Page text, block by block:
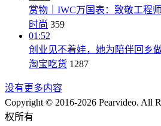
赏物｜IWC万国表：致敬工程
时尚 359
01:52
创业见不着娃，她为陪伴回乡
淘宝吃货 1287
没有更多内容
Copyright © 2016-2026 Pearvideo. All
权所有